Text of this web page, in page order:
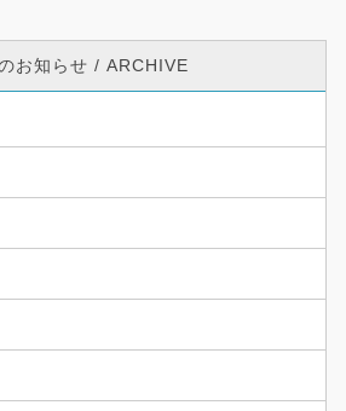
お知らせ / ARCHIVE